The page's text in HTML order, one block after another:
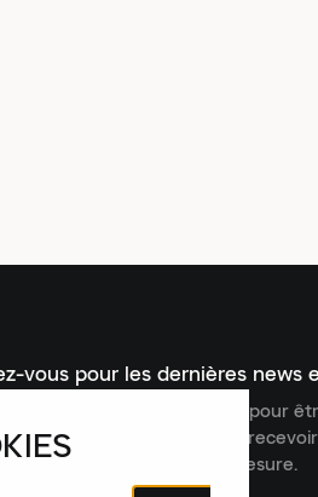
vous pour les dernières news
vous à la newsletter Laced pour
nouveautés, collections et
de produits sur mesure.